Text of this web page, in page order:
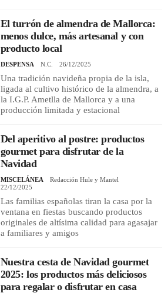
El turrón de almendra de Mallorca:
menos dulce, más artesanal y con
producto local
DESPENSA N.C. 26/12/2025
Una tradición navideña propia de la isla,
ligada al cultivo histórico de la almendra, a
la I.G.P. Ametlla de Mallorca y a una
producción limitada y estacional
Del aperitivo al postre: productos
gourmet para disfrutar de la
Navidad
MISCELÁNEA
Redacción Hule y Mantel
22/12/2025
Las familias españolas tiran la casa por la
ventana en fiestas buscando productos
originales de altísima calidad para agasajar
a familiares y amigos
Nuestra cesta de Navidad gourmet
2025: los productos más deliciosos
para regalar o disfrutar en casa